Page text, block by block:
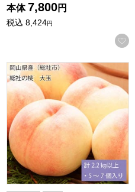
気に入りに登録する
本体 7,800円
税込 8,424円
太梨 赤秀5kg 10玉または12
岡山県産(総社市)総社の桃大